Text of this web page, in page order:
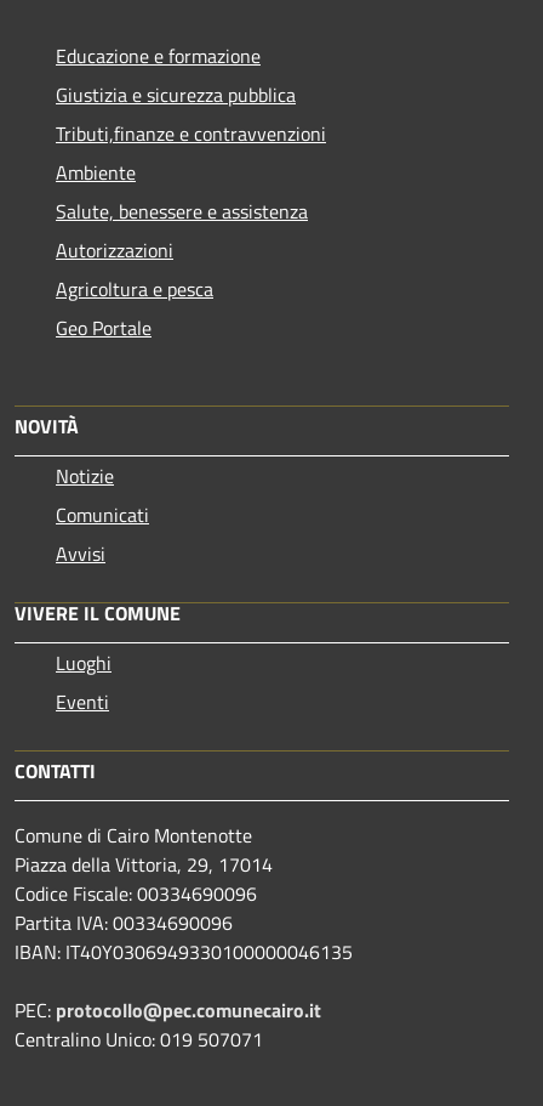
Educazione e formazione
Giustizia e sicurezza pubblica
Tributi,finanze e contravvenzioni
Ambiente
Salute, benessere e assistenza
Autorizzazioni
Agricoltura e pesca
Geo Portale
NOVITÀ
Notizie
Comunicati
Avvisi
VIVERE IL COMUNE
Luoghi
Eventi
CONTATTI
Comune di Cairo Montenotte
Piazza della Vittoria, 29, 17014
Codice Fiscale: 00334690096
Partita IVA: 00334690096
IBAN: IT40Y0306949330100000046135
PEC: protocollo@pec.comunecairo.it
Centralino Unico: 019 507071